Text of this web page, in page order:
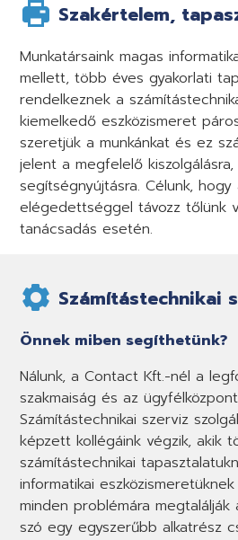
Szakértelem,
Munkatársaink magas
mellett, több éves gyakorlati
rendelkeznek a
kiemelkedő eszközismeret
szeretjük a munkánkat és ez
jelent a megfelelő kiszolgálásra,
segítségnyújtásra. Célunk,
elégedettséggel távozz tőlünk
tanácsadás esetén.
Számítástechnikai
Önnek miben segíthetünk?
Nálunk, a Contact Kft.-nél a
szakmaiság és az
Számítástechnikai szerviz
képzett kollégáink végzik, akik
számítástechnikai
informatikai
minden problémára
szó egy egyszerűbb alkatrész